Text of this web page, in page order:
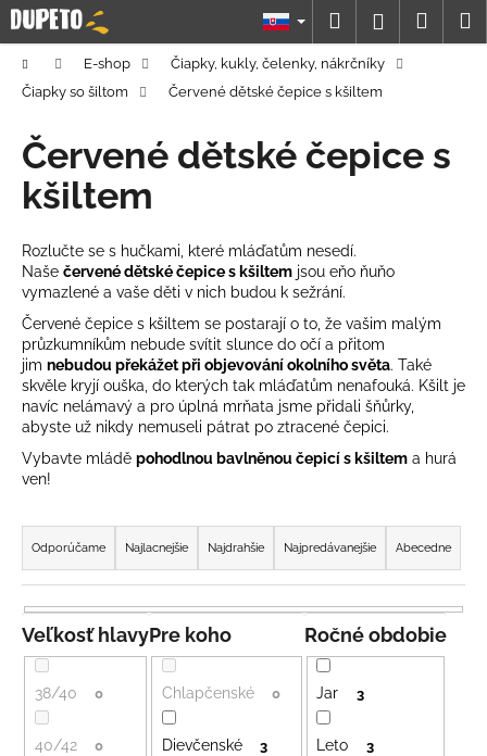
Prejsť
na
obsah
Hľadať
DomovE-shop
Čiapky, kukly, čelenky, nákrčníky
Čiapky so šiltom
Červené dětské čepice s kšiltem
Červené dětské čepice s
kšiltem
Rozlučte se s hučkami, které mláďatům nesedí.
Naše červenédětské čepice s kšiltem jsou eňo ňuňo
vymazlené a vaše děti v nich budou k sežrání.
Červené čepice s kšiltem se postarají o to, že vašim malým
průzkumníkům nebude svítit slunce do očí a přitom
jim nebudou překážet při objevování okolního světa. Také
skvěle kryjí ouška, do kterých tak mláďatům nenafouká. Kšilt je
navíc nelámavý a pro úplná mrňata jsme přidali šňůrky,
abyste už nikdy nemuseli pátrat po ztracené čepici.
Vybavte mládě pohodlnou bavlněnou čepicí s kšiltem a hurá
ven!
R
a
d
e
n
i
e
p
Odporúčame Najlacnejšie Najdrahšie Najpredávanejšie Abecedne
Pre koho
Chlapčenské 0
Dievčenské 3
Ročné obdobie
Jar 3
Leto 3
Veľkosť hlavy
38/40 0
40/42 0
K
o
o
p
o
r
e
b
u
j
e
t
e
n
s
ť
?
HĽADAŤ